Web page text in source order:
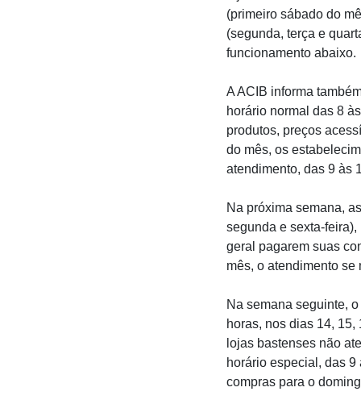
(primeiro sábado do
(segunda, terça e
funcionamento abaixo.
A ACIB informa
horário normal das 8
produtos, preços
do mês, os
atendimento, das 9 às
Na próxima semana,
segunda e sexta-
geral pagarem suas
mês, o atendimento se
Na semana seguinte,
horas, nos dias 14,
lojas bastenses não
horário especial, das
compras para o